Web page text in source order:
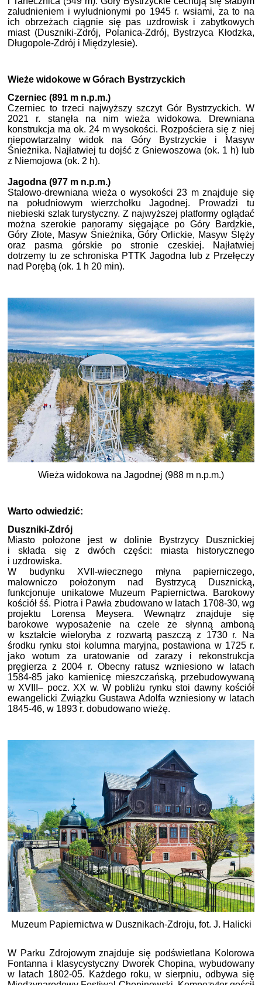
zaludnieniem i wyludnionymi po 1945 r. wsiami, za to na
ich obrzeżach ciągnie się pas uzdrowisk i zabytkowych
miast (Duszniki-Zdrój, Polanica-Zdrój, Bystrzyca Kłodzka,
Długopole-Zdrój i Międzylesie).
Wieże widokowe w Górach Bystrzyckich
Czerniec (891 m n.p.m.)
Czerniec to trzeci najwyższy szczyt Gór Bystrzyckich. W
2021 r. stanęła na nim wieża widokowa. Drewniana
konstrukcja ma ok. 24 m wysokości. Rozpościera się z niej
niepowtarzalny widok na Góry Bystrzyckie i Masyw
Śnieżnika. Najłatwiej tu dojść z Gniewoszowa (ok. 1 h) lub
z Niemojowa (ok. 2 h).
Jagodna (977 m n.p.m.)
Stalowo-drewniana wieża o wysokości 23 m znajduje się
na południowym wierzchołku Jagodnej. Prowadzi tu
niebieski szlak turystyczny. Z najwyższej platformy oglądać
można szerokie panoramy sięgające po Góry Bardzkie,
Góry Złote, Masyw Śnieżnika, Góry Orlickie, Masyw Ślęży
oraz pasma górskie po stronie czeskiej. Najłatwiej
dotrzemy tu ze schroniska PTTK Jagodna lub z Przełęczy
nad Porębą (ok. 1 h 20 min).
Wieża widokowa na Jagodnej (988 m n.p.m.)
Warto odwiedzić:
Duszniki-Zdrój
Miasto położone jest w dolinie Bystrzycy Dusznickiej
i składa się z dwóch części: miasta historycznego
i uzdrowiska.
W budynku XVII-wiecznego młyna papierniczego,
malowniczo położonym nad Bystrzycą Dusznicką,
funkcjonuje unikatowe Muzeum Papiernictwa. Barokowy
kościół śś. Piotra i Pawła zbudowano w latach 1708-30, wg
projektu Lorensa Meysera. Wewnątrz znajduje się
barokowe wyposażenie na czele ze słynną amboną
w kształcie wieloryba z rozwartą paszczą z 1730 r. Na
środku rynku stoi kolumna maryjna, postawiona w 1725 r.
jako wotum za uratowanie od zarazy i rekonstrukcja
pręgierza z 2004 r. Obecny ratusz wzniesiono w latach
1584-85 jako kamienicę mieszczańską, przebudowywaną
w XVIII– pocz. XX w. W pobliżu rynku stoi dawny kościół
ewangelicki Związku Gustawa Adolfa wzniesiony w latach
1845-46, w 1893 r. dobudowano wieżę.
Muzeum Papiernictwa w Dusznikach-Zdroju, fot. J. Halicki
W Parku Zdrojowym znajduje się podświetlana Kolorowa
Fontanna i klasycystyczny Dworek Chopina, wybudowany
w latach 1802-05. Każdego roku, w sierpniu, odbywa się